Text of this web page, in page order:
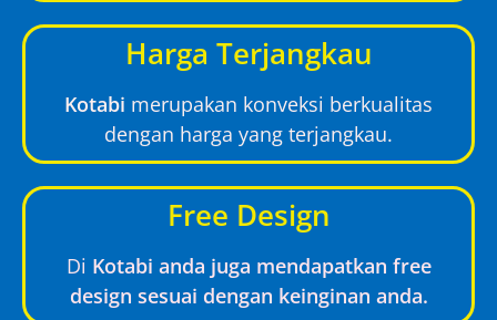
Harga Terjangkau
Kotabi merupakan konveksi berkualitas
dengan harga yang terjangkau.
Free Design
Di Kotabi anda juga mendapatkan free
design sesuai dengan keinginan anda.